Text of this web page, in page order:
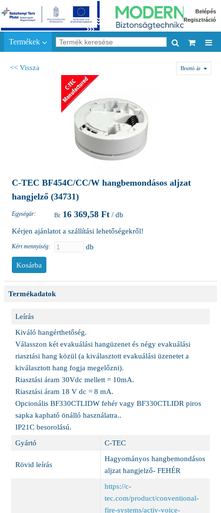
Belépés
Regisztráció
Termékek
<< Vissza Bruttó ár
C-TEC BF454C/CC/W hangbemondásos aljzat
hangjelző (34731)
Egységár: 16 369,58 Ft / db
Kérjen ajánlatot a szállítási lehetőségekről!
Kért mennyiség: db
Termékadatok
Leírás
Kiváló hangérthetőség.
Válasszon két evakuálási hangüzenet és négy evakuálási
riasztási hang közül (a kiválasztott evakuálási üzenetet a
kiválasztott hang fogja megelőzni).
Riasztási áram 30Vdc mellett = 10mA.
Riasztási áram 18 V dc = 8 mA.
Opcionális BF330CTLIDW fehér vagy BF330CTLIDR piros
sapka kapható önálló használatra..
IP21C besorolású.
Gyártó
C-TEC
Rövid leírás
Hagyományos hangbemondásos
aljzat hangjelző- FEHÉR
https://c-
tec.com/product/conventional-
fire-systems/activ-voice-